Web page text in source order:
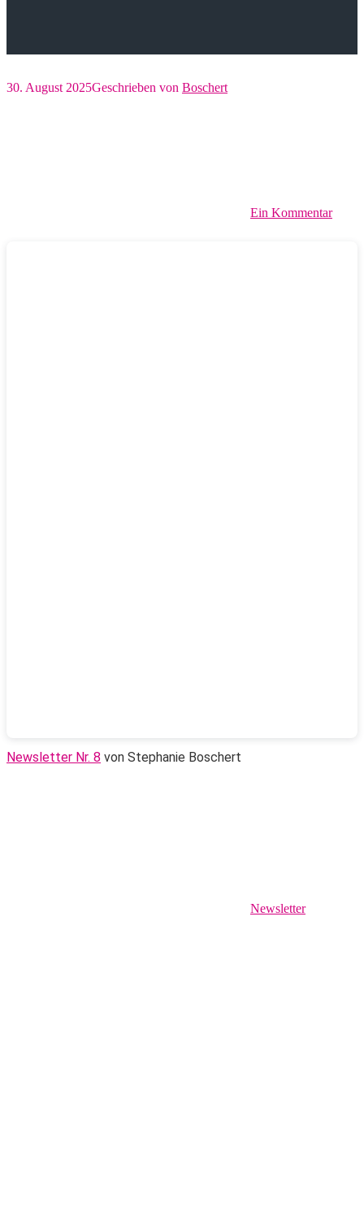
30. August 2025Geschrieben von Boschert
Ein Kommentar
Newsletter Nr. 8 von Stephanie Boschert
Newsletter